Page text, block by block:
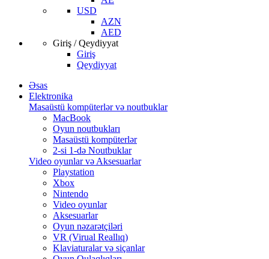
USD
AZN
AED
Giriş / Qeydiyyat
Giriş
Qeydiyyat
Əsas
Elektronika
Masaüstü kompüterlər və noutbuklar
MacBook
Oyun noutbukları
Masaüstü kompüterlər
2-si 1-də Noutbuklar
Video oyunlar və Aksesuarlar
Playstation
Xbox
Nintendo
Video oyunlar
Aksesuarlar
Oyun nəzarətçiləri
VR (Virual Reallıq)
Klaviaturalar və siçanlar